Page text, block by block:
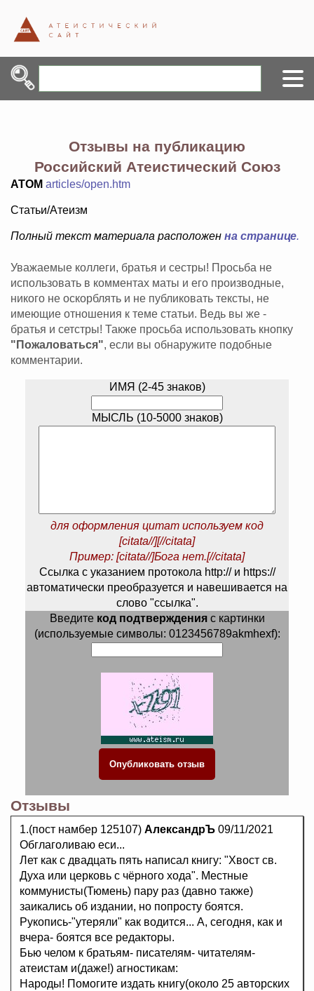
Отзывы на публикацию
Российский Атеистический Союз
АТОМ articles/open.htm
Статьи/Атеизм
Полный текст материала расположен на странице.
Уважаемые коллеги, братья и сестры! Просьба не
использовать в комментах маты и его производные,
никого не оскорблять и не публиковать тексты, не
имеющие отношения к теме статьи. Ведь вы же -
братья и сетстры! Также просьба использовать кнопку
"Пожаловаться", если вы обнаружите подобные
комментарии.
ИМЯ (2-45 знаков)
МЫСЛЬ (10-5000 знаков)
для оформления цитат используем код
[citata//][//citata]
Пример: [citata//]Бога нет.[//citata]
Ссылка с указанием протокола http:// и https://
автоматически преобразуется и навешивается на
слово "ссылка".
Введите код подтвержденияс картинки
(используемые символы: 0123456789akmhexf):
Отзывы
1.(пост намбер 125107) АлександрЪ 09/11/2021
Обглаголиваю еси...
Лет как с двадцать пять написал книгу: "Хвост св.
Духа или церковь с чёрного хода". Местные
коммунисты(Тюмень) пару раз (давно также)
заикались об издании, но попросту боятся.
Рукопись-"утеряли" как водится... А, сегодня, как и
вчера- боятся все редакторы.
Бью челом к братьям- писателям- читателям-
атеистам и(даже!) агностикам:
Народы! Помогите издать книгу(около 25 авторских